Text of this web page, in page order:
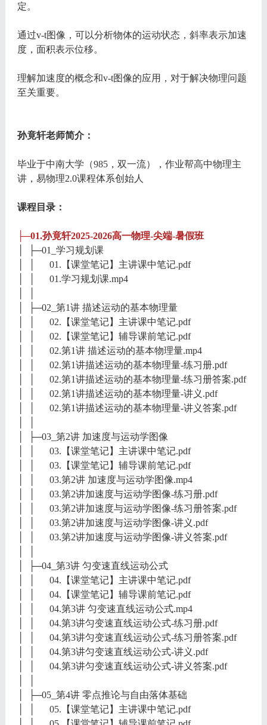
定。
通过v-t图像，可以分析物体的运动状态，斜率表示加速
度，面积表示位移。
理解加速度的概念和v-t图像的应用，对于解决物理问题
至关重要。
孙竟轩老师简介：
毕业于中南大学（985，双一流），作业帮高中物理主
讲，易物理2.0课程体系创始人
课程目录：
├─01.孙竟轩2025-2026高一物理-尖端-暑假班
│ ├─01_学习规划课
│ │ 01.【课堂笔记】主讲课中笔记.pdf
│ │ 01.学习规划课.mp4
│ ├─02_第1讲 描述运动的基本物理量
│ │ 02.【课堂笔记】主讲课中笔记.pdf
│ │ 02.【课堂笔记】辅导课前笔记.pdf
│ │ 02.第1讲 描述运动的基本物理量.mp4
│ │ 02.第1讲描述运动的基本物理量-练习册.pdf
│ │ 02.第1讲描述运动的基本物理量-练习册答案.pdf
│ │ 02.第1讲描述运动的基本物理量-讲义.pdf
│ │ 02.第1讲描述运动的基本物理量-讲义答案.pdf
│ ├─03_第2讲 加速度与运动学图像
│ │ 03.【课堂笔记】主讲课中笔记.pdf
│ │ 03.【课堂笔记】辅导课前笔记.pdf
│ │ 03.第2讲 加速度与运动学图像.mp4
│ │ 03.第2讲加速度与运动学图像-练习册.pdf
│ │ 03.第2讲加速度与运动学图像-练习册答案.pdf
│ │ 03.第2讲加速度与运动学图像-讲义.pdf
│ │ 03.第2讲加速度与运动学图像-讲义答案.pdf
│ ├─04_第3讲 匀变速直线运动公式
│ │ 04.【课堂笔记】主讲课中笔记.pdf
│ │ 04.【课堂笔记】辅导课前笔记.pdf
│ │ 04.第3讲 匀变速直线运动公式.mp4
│ │ 04.第3讲匀变速直线运动公式-练习册.pdf
│ │ 04.第3讲匀变速直线运动公式-练习册答案.pdf
│ │ 04.第3讲匀变速直线运动公式-讲义.pdf
│ │ 04.第3讲匀变速直线运动公式-讲义答案.pdf
│ ├─05_第4讲 零点推论与自由落体基础
│ │ 05.【课堂笔记】主讲课中笔记.pdf